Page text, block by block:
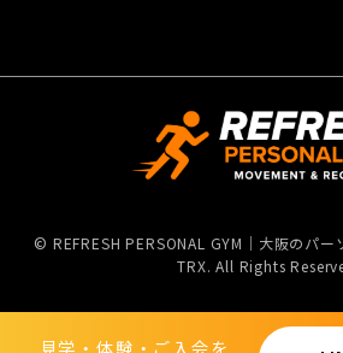
見学・体験・ご入会を
見学・体験・ご入会を
© REFRESH PERSONAL GYM｜大阪のパ
TRX. All Rights